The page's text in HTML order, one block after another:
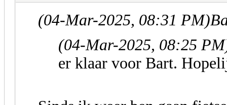
(04-Mar-2025, 08:31 PM)
(04-Mar-2025, 08:25
er klaar voor Bart.